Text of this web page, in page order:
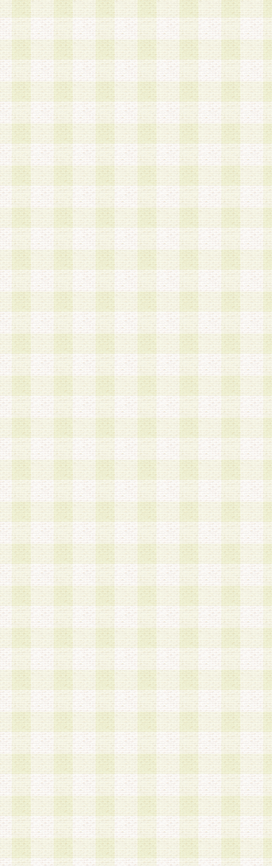
第4条 ログインIDおよびパスワードの管理
1.会員は、会員登録後、本サイト内にて本サービ
加する際には、前条に基づき当社から付与された
スワードを使用するものとします。
2.登録の際に当社が付与したログインIDおよびパ
の使用に関しては、全て会員本人がその責任を負
3.会員は、当社から付与されたログインIDおよび
貸与、名義変更、売買その他形態を問わず第三者
ならないものとします。
4.当社は、会員によるログインIDおよびパスワー
盗用など第三者の利用に伴う損害の発生について
き事由の有無、その他原因の如何を問わず、一切
のとします。
第5条 会員の登録情報
1.当社は、会員の登録情報に含まれる氏名・住所
アドレス等会員個人を識別できる情報を当社が別
シーポリシー
」に基づき適切に取り扱うものとし
は、当該個人情報を以下の各号に定める目的に利
す。なお、これら事項以外の目的で個人情報を利
かじめ会員の同意を得たうえで利用するものとし
a.本サービスの実施または運営
b.本サービスに係る謝礼、景品、調査サンプル品
c.会員からの電話、メール等の問い合わせなどへ
d.その他これらに付随する業務
2.当社は、会員個人を識別することのできる情報
会員情報を本人の承諾なく第三者に開示すること
人を識別できる情報について第三者に開示または
社は事前に会員本人の同意を得るものとします。
3.前項の定めに拘わらず、当社は、以下の目的に
意を 得ることなく、会員個人を識別できる情報
づき選定した委託業者に対して当社の責任におい
できるものとします。な お、当社は、当該委託
契約を締結しこれを遵守させるとともに、本規約
の注意をもって当該情報を使用させるものとし ま
a.本サービスに係る謝礼、景品、調査サンプル品
b.会員からの電話、メール等の問い合わせなどへ
c.モバイルリサーチ、またはグループ形式による
実施もしくは運営
d.その他これらに付随する業務
4.会員は、住所、電話番号その他の登録情報につ
合は、速やかに当社所定の変更手続きを行うもの
5.当社は、必要と認めた場合、会員に対して、電
手段により登録情報の対象者が会員登録者本人で
の内容が正確であること、アンケートの回答内容
うことができるものとます。
6.会員は、会員登録後当社が定期的に行う登録情
して、当社指定の期間内に更新手続きを行うもの
該期間内に更新手続きを行わない場合、その時点
発行したポイントは失効されるものとします。